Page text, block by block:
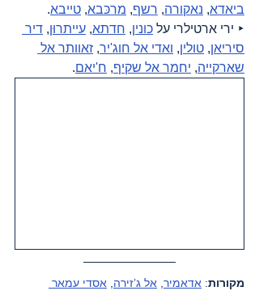
ביאדא, נאקורה, רשף, מרכּבא, טייבא.
‣ ירי ארטילרי על כונין, חדתא, עייתרוּן, דיר
סיריאן, טולין, ואדי אל חוג'יר, זאוותר אל
שארקייה, יחמר אל שקיף, ח'יאם.
מקורות: אדאמיר, אל ג’זירה, אסדי עמאר